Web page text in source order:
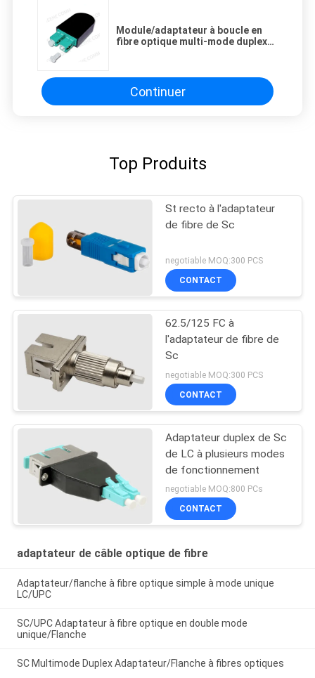
Module/adaptateur à boucle en
fibre optique multi-mode duplex
Continuer
Top Produits
St recto à l'adaptateur
de fibre de Sc
negotiable MOQ:300 PCS
CONTACT
62.5/125 FC à
l'adaptateur de fibre de
Sc
negotiable MOQ:300 PCS
CONTACT
Adaptateur duplex de Sc
de LC à plusieurs modes
de fonctionnement
negotiable MOQ:800 PCs
CONTACT
adaptateur de câble optique de fibre
Adaptateur/flanche à fibre optique simple à mode unique
LC/UPC
SC/UPC Adaptateur à fibre optique en double mode
unique/Flanche
SC Multimode Duplex Adaptateur/Flanche à fibres optiques